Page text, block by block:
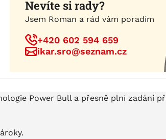
Nevíte si rady?
Jsem Roman a rád vám poradím
+420 602 594 659
ikar.sro@seznam.cz
Power Bull a přesně plní zadání